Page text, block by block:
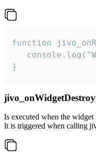
function
}
jivo_onWidgetDestroy
Is executed when the
It is triggered when calling